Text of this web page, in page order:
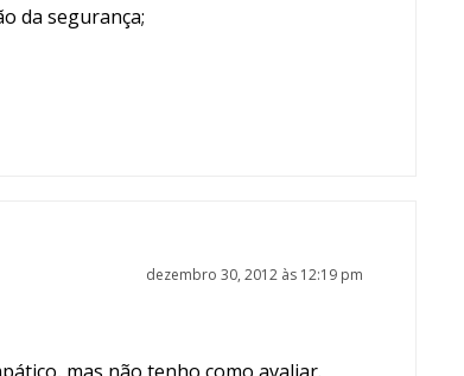
da segurança;
dezembro 30, 2012 às 12:19 pm